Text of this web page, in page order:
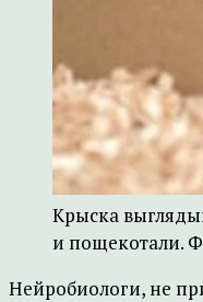
Крыска
и пощекотали.
Нейробиологи, не